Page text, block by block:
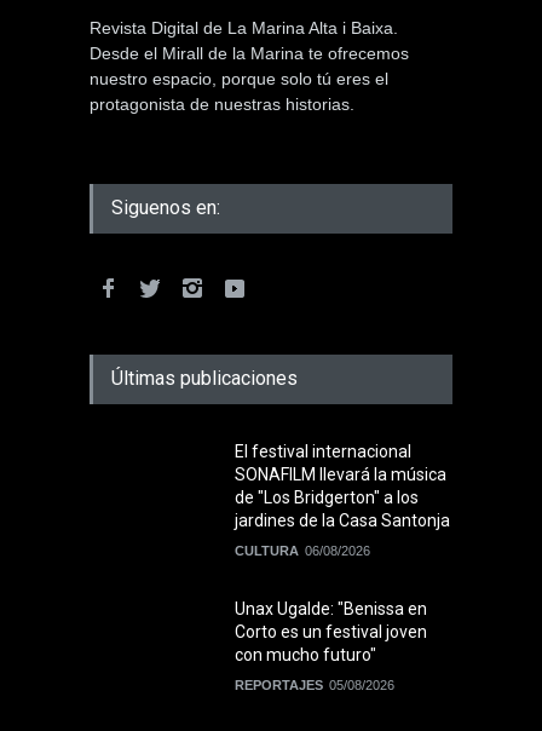
Revista Digital de La Marina Alta i Baixa.
Desde el Mirall de la Marina te ofrecemos
nuestro espacio, porque solo tú eres el
protagonista de nuestras historias.
Siguenos en:
Últimas publicaciones
El festival internacional
SONAFILM llevará la música
de "Los Bridgerton" a los
jardines de la Casa Santonja
CULTURA 06/08/2026
Unax Ugalde: "Benissa en
Corto es un festival joven
con mucho futuro"
REPORTAJES 05/08/2026